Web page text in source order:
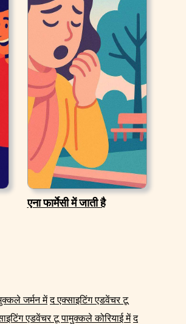
एना फार्मेसी में जाती है
जर्मन में द एक्साइटिंग एडवेंचर टू
एडवेंचर टू पामुक्कले कोरियाई में द